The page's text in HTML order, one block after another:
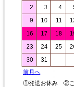
2
3 4
9
10 11
16
17 18
23
24 25
30
31
前月へ
①発送お休み ②ご